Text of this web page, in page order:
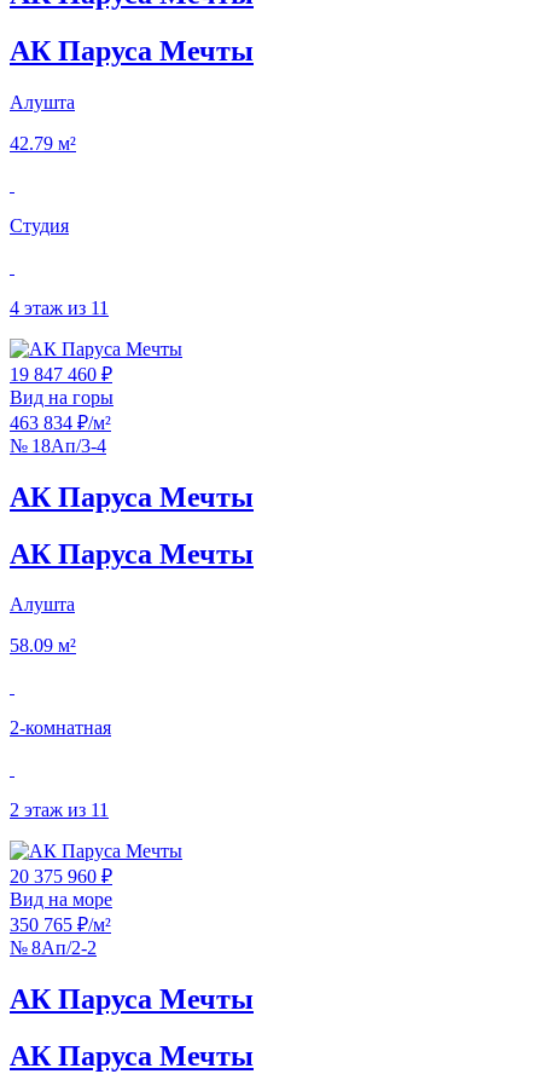
АК Паруса Мечты
Алушта
42.79 м²
Студия
4 этаж из 11
19 847 460 ₽
Вид на горы
463 834 ₽/м²
№ 18Ап/3-4
АК Паруса Мечты
АК Паруса Мечты
Алушта
58.09 м²
2‑комнатная
2 этаж из 11
20 375 960 ₽
Вид на море
350 765 ₽/м²
№ 8Ап/2-2
АК Паруса Мечты
АК Паруса Мечты